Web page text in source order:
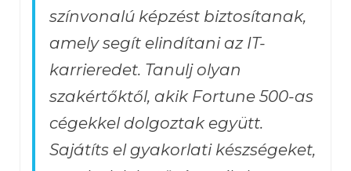
színvonalú képzést biztosítanak,
amely segít elindítani az IT-
karrieredet. Tanulj olyan
szakértőktől, akik Fortune 500-as
cégekkel dolgoztak együtt.
Sajátíts el gyakorlati készségeket,